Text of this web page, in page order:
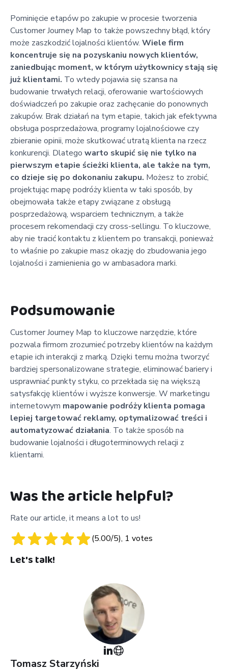
Pominięcie etapów po zakupie w procesie tworzenia
Customer Journey Map to także powszechny błąd, który
może zaszkodzić lojalności klientów. Wiele firm
koncentruje się na pozyskaniu nowych klientów,
zaniedbując moment, w którym użytkownicy stają się
już klientami. To wtedy pojawia się szansa na
budowanie trwałych relacji, oferowanie wartościowych
doświadczeń po zakupie oraz zachęcanie do ponownych
zakupów. Brak działań na tym etapie, takich jak efektywna
obsługa posprzedażowa, programy lojalnościowe czy
zbieranie opinii, może skutkować utratą klienta na rzecz
konkurencji. Dlatego warto skupić się nie tylko na
pierwszym etapie ścieżki klienta, ale także na tym,
co dzieje się po dokonaniu zakupu. Możesz to zrobić,
projektując mapę podróży klienta w taki sposób, by
obejmowała także etapy związane z obsługą
posprzedażową, wsparciem technicznym, a także
procesem rekomendacji czy cross-sellingu. To kluczowe,
aby nie tracić kontaktu z klientem po transakcji, ponieważ
to właśnie po zakupie masz okazję do zbudowania jego
lojalności i zamienienia go w ambasadora marki.
Podsumowanie
Customer Journey Map to kluczowe narzędzie, które
pozwala firmom zrozumieć potrzeby klientów na każdym
etapie ich interakcji z marką. Dzięki temu można tworzyć
bardziej spersonalizowane strategie, eliminować bariery i
usprawniać punkty styku, co przekłada się na większą
satysfakcję klientów i wyższe konwersje. W marketingu
internetowym mapowanie podróży klienta pomaga
lepiej targetować reklamy, optymalizować treści i
automatyzować działania. To także sposób na
budowanie lojalności i długoterminowych relacji z
klientami.
Was the article helpful?
Rate our article, it means a lot to us!
(5.00/5), 1 votes
Let's talk!
Tomasz Starzyński